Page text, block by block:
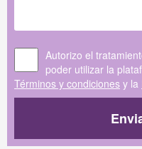
Autorizo el
poder utilizar la
Términos y condiciones y la